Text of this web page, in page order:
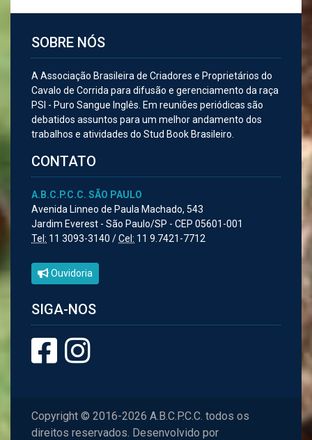
SOBRE NÓS
A Associação Brasileira de Criadores e Proprietários do
Cavalo de Corrida para difusão e gerenciamento da raça
PSI - Puro Sangue Inglês. Em reuniões periódicas são
debatidos assuntos para um melhor andamento dos
trabalhos e atividades do Stud Book Brasileiro.
CONTATO
A.B.C.P.C.C. SÃO PAULO
Avenida Linneo de Paula Machado, 543
Jardim Everest - São Paulo/SP - CEP 05601-001
Tel: 11 3093-3140 /Cel: 11 9.7421-7712
Ouvidoria
SIGA-NOS
Copyright © 2016-2026 A.B.C.P.C.C. todos os
direitos reservados. Desenvolvido por